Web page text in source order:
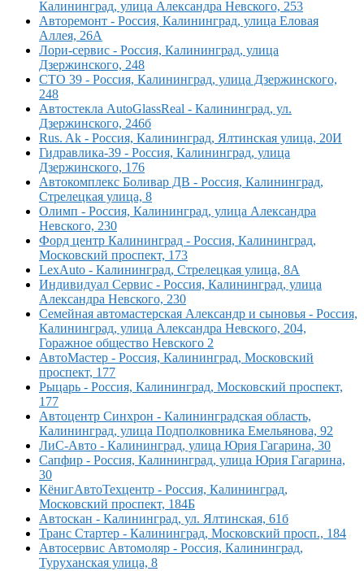
Калининград, улица Александра Невского, 253
Авторемонт - Россия, Калининград, улица Еловая
Аллея, 26А
Лори-сервис - Россия, Калининград, улица
Дзержинского, 248
СТО 39 - Россия, Калининград, улица Дзержинского,
248
Автостекла AutoGlassReal - Калининград, ул.
Дзержинского, 246б
Rus. Ak - Россия, Калининград, Ялтинская улица, 20И
Гидравлика-39 - Россия, Калининград, улица
Дзержинского, 176
Автокомплекс Боливар ДВ - Россия, Калининград,
Стрелецкая улица, 8
Олимп - Россия, Калининград, улица Александра
Невского, 230
Форд центр Калининград - Россия, Калининград,
Московский проспект, 173
LexAuto - Калининград, Стрелецкая улица, 8А
Индивидуал Сервис - Россия, Калининград, улица
Александра Невского, 230
Семейная автомастерская Александр и сыновья - Россия,
Калининград, улица Александра Невского, 204,
Горажное общество Невского 2
АвтоМастер - Россия, Калининград, Московский
проспект, 177
Рыцарь - Россия, Калининград, Московский проспект,
177
Автоцентр Синхрон - Калининградская область,
Калининград, улица Подполковника Емельянова, 92
ЛиС-Авто - Калининград, улица Юрия Гагарина, 30
Сапфир - Россия, Калининград, улица Юрия Гагарина,
30
КёнигАвтоТехцентр - Россия, Калининград,
Московский проспект, 184Б
Автоскан - Калининград, ул. Ялтинская, 61б
Транс Стартер - Калининград, Московский просп., 184
Автосервис Автомоляр - Россия, Калининград,
Туруханская улица, 8